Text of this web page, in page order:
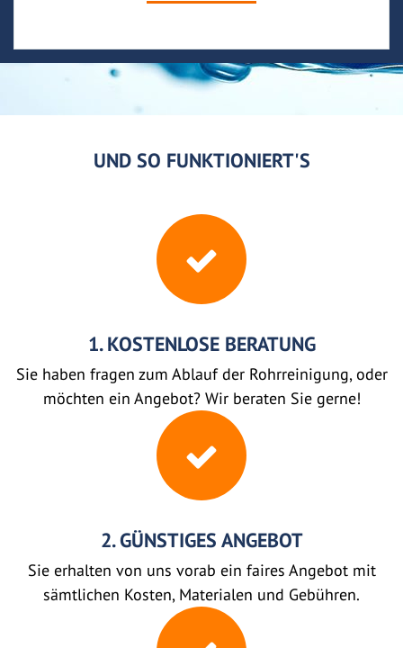
UND SO FUNKTIONIERT'S
1. KOSTENLOSE BERATUNG
Sie haben fragen zum Ablauf der Rohrreinigung, oder
möchten ein Angebot? Wir beraten Sie gerne!
2. GÜNSTIGES ANGEBOT
Sie erhalten von uns vorab ein faires Angebot mit
sämtlichen Kosten, Materialen und Gebühren.